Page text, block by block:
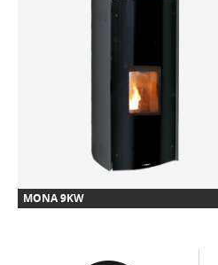
MONA 9KW